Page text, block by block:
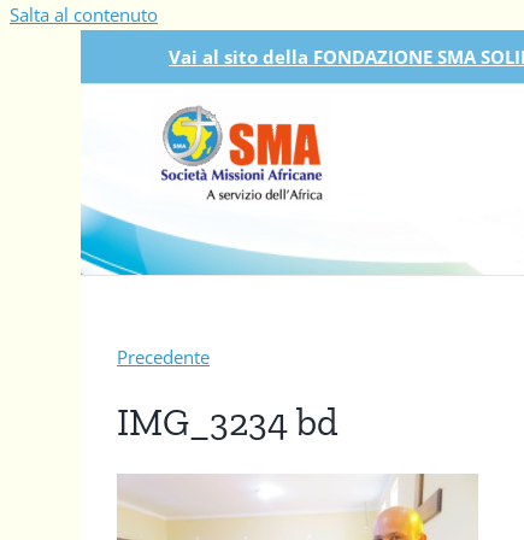
Salta al contenuto
Vai al sito della FONDAZIONE SMA
Precedente
IMG_3234 bd